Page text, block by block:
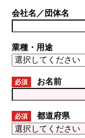
会社名／団体名
業種・用途
必須 お名前
必須 都道府県